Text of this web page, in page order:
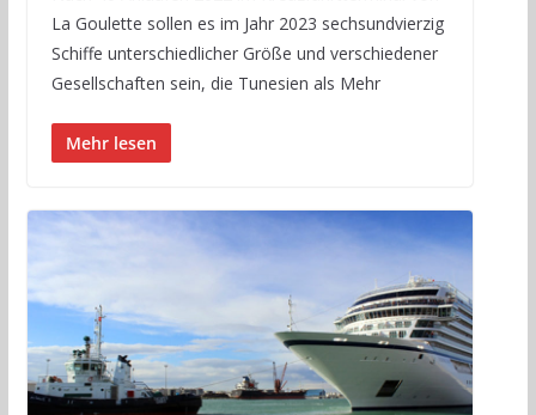
La Goulette sollen es im Jahr 2023 sechsundvierzig
Schiffe unterschiedlicher Größe und verschiedener
Gesellschaften sein, die Tunesien als Mehr
Mehr lesen